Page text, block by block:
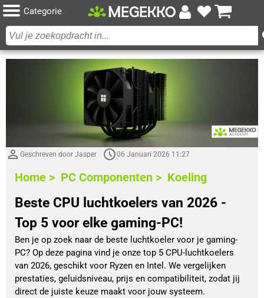
Categorie
Geschreven door Jasper 06 Januari 2026 11:27
Home > PC Componenten > Koeling
Beste CPU luchtkoelers van 2026 -
Top 5 voor elke gaming-PC!
Ben je op zoek naar de beste luchtkoeler voor je gaming-
PC? Op deze pagina vind je onze top 5 CPU-luchtkoelers
van 2026, geschikt voor Ryzen en Intel. We vergelijken
prestaties, geluidsniveau, prijs en compatibiliteit, zodat jij
direct de juiste keuze maakt voor jouw systeem.